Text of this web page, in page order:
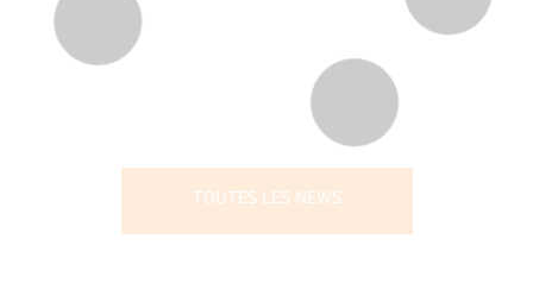
THÉO ET LE PÉRIGORD
VERT : REPENSER LA
MOBILITÉ RURALE